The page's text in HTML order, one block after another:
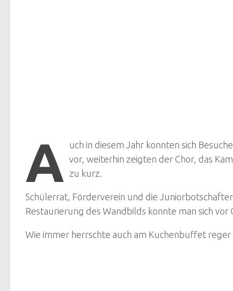
A
uch in diesem Jahr konnten sich
vor, weiterhin zeigten der Chor, das
zu kurz.
Schülerrat, Förderverein und die
Restaurierung des Wandbilds konnte man sich
Wie immer herrschte auch am Kuchenbuffet